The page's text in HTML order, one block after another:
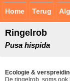
Home Terug
Ringelrob
Pusa hispida
Ecologie &
De ringelrob, soms